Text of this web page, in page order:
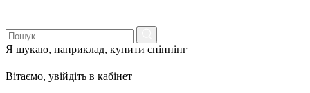
Я шукаю, наприклад, купити спіннінг
Вітаємо, увійдіть в кабінет